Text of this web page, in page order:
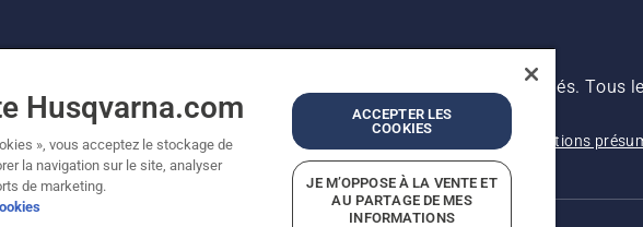
droits réservés. Les prix indiqués sont des prix de vente conseillés. Tous
incluse), sauf si le produit est disponible pour un achat direct.
Conditions d'utilisation Avis de confidentialité Signalement de violations
Husqvarna.com
», vous acceptez le stockage de
la navigation sur le site, analyser
de marketing.
ACCEPTER LES
COOKIES
JE M’OPPOSE À LA VENTE ET
AU PARTAGE DE MES
INFORMATIONS